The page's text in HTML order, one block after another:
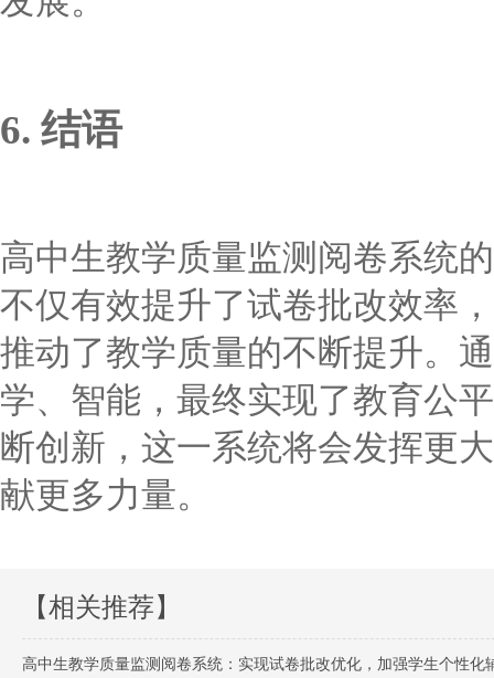
6. 结语
高中生教学质量监测阅卷系统
不仅有效提升了试卷批改效率
推动了教学质量的不断提升。
学、智能，最终实现了教育公
断创新，这一系统将会发挥更
献更多力量。
【相关推荐】
高中生教学质量监测阅卷系统：实现试卷批改优化，加强学生个性化